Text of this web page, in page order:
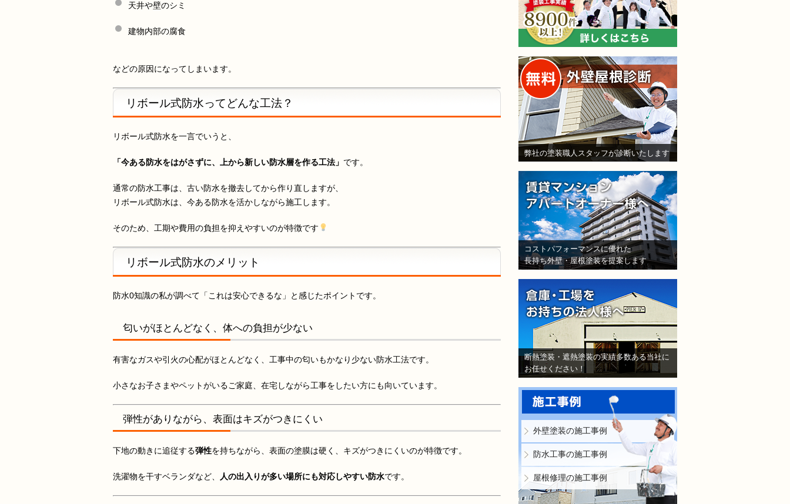
天井や壁のシミ
建物内部の腐食
などの原因になってしまいます。
リボール式防水ってどんな工法？
リボール式防水を一言でいうと、
「今ある防水をはがさずに、上から新しい防水層を作る工法」 です。
通常の防水工事は、古い防水を撤去してから作り直しますが、
リボール式防水は、今ある防水を活かしながら施工します。
そのため、工期や費用の負担を抑えやすいのが特徴です
リボール式防水のメリット
防水0知識の私が調べて「これは安心できるな」と感じたポイントです。
匂いがほとんどなく、体への負担が少ない
有害なガスや引火の心配がほとんどなく、工事中の匂いもかなり少ない防水工法です。
小さなお子さまやペットがいるご家庭、在宅しながら工事をしたい方にも向いています。
弾性がありながら、表面はキズがつきにくい
下地の動きに追従する弾性を持ちながら、表面の塗膜は硬く、キズがつきにくいのが特徴です。
洗濯物を干すベランダなど、 人の出入りが多い場所にも対応しやすい防水です。
弊社の塗装職人スタッフが診断いたします
コストパフォーマンスに優れた
長持ち外壁・屋根塗装を提案します
断熱塗装・遮熱塗装の実績多数ある当社に
お任せください！
外壁塗装の施工事例
防水工事の施工事例
屋根修理の施工事例